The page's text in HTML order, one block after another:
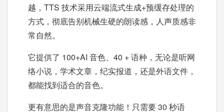
越，TTS 技术采用云端流式生成+预缓存处理的
方式，彻底告别机械生硬的朗读感，人声质感非
常自然。
它提供了 100+AI 音色、40 + 语种，无论是听网
络小说，学术文章，纪实报道，还是外语文件，
都能找到适合的音色。
更有意思的是声音克隆功能！只需要 30 秒语